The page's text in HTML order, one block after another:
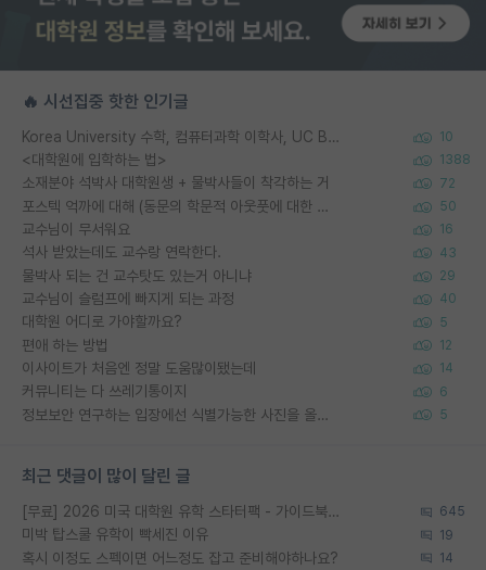
🔥 시선집중 핫한 인기글
Korea University 수학, 컴퓨터과학 이학사, UC Berkeley 산업공학 대학원 공학박사가 되는 것은 쉽지 않겠죠? 10
<대학원에 입학하는 법> 1388
소재분야 석박사 대학원생 + 물박사들이 착각하는 거 72
포스텍 억까에 대해 (동문의 학문적 아웃풋에 대한 반박) 50
교수님이 무서워요 16
석사 받았는데도 교수랑 연락한다. 43
물박사 되는 건 교수탓도 있는거 아니냐 29
교수님이 슬럼프에 빠지게 되는 과정 40
대학원 어디로 가야할까요? 5
편애 하는 방법 12
이사이트가 처음엔 정말 도움많이됐는데 14
커뮤니티는 다 쓰레기통이지 6
정보보안 연구하는 입장에선 식별가능한 사진을 올리는건 비추이긴함 5
최근 댓글이 많이 달린 글
[무료] 2026 미국 대학원 유학 스타터팩 - 가이드북 & 합격자 컨택메일 템플릿 645
미박 탑스쿨 유학이 빡세진 이유 19
혹시 이정도 스펙이면 어느정도 잡고 준비해야하나요? 14